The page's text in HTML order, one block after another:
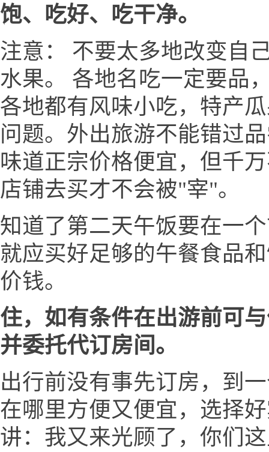
饱、吃好、吃干净。
注意： 不要太多地改变自
水果。 各地名吃一定要品
各地都有风味小吃，特产
问题。外出旅游不能错过
味道正宗价格便宜，但千
店铺去买才不会被"宰"。
知道了第二天午饭要在一
就应买好足够的午餐食品
价钱。
住，如有条件在出游前可
并委托代订房间。
出行前没有事先订房，到
在哪里方便又便宜，选择
讲：我又来光顾了，你们